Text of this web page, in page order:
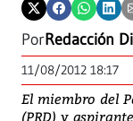
PorRedacción
11/08/2012 18:17
El miembro del
(PRD) y